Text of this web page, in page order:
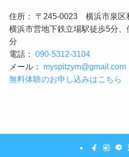
住所： 〒245-0023 横浜市泉区
横浜市営地下鉄立場駅徒歩5分
分
電話： 090-5312-3104
メール： myspitzym@gmail.com
無料体験のお申し込みはこちら